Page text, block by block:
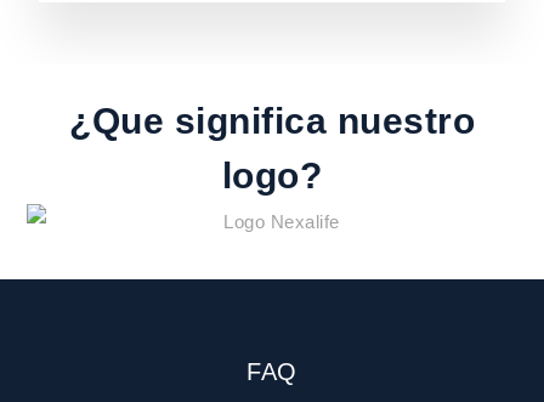
¿Que significa nuestro
logo?
FAQ